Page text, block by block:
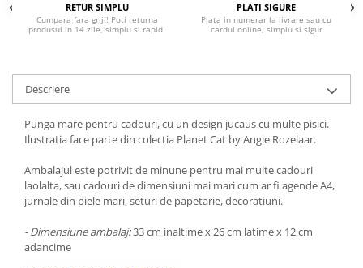
RETUR SIMPLU
Cumpara fara griji! Poti returna
produsul in 14 zile, simplu si rapid.
PLATI SIGURE
Plata in numerar la livrare sau cu
cardul online, simplu si sigur
Descriere
Punga mare pentru cadouri, cu un design jucaus cu multe pisici.
Ilustratia face parte din colectia Planet Cat by Angie Rozelaar.
Ambalajul este potrivit de minune pentru mai multe cadouri
laolalta, sau cadouri de dimensiuni mai mari cum ar fi agende A4,
jurnale din piele mari, seturi de papetarie, decoratiuni.
- Dimensiune ambalaj:33 cm inaltime x 26 cm latime x 12 cm
adancime